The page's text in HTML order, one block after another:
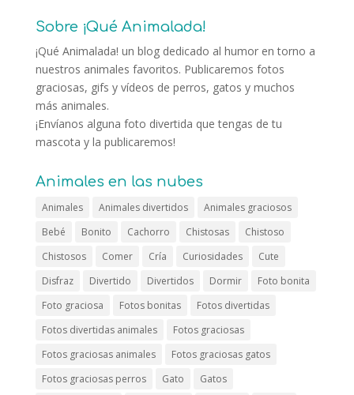
Sobre ¡Qué Animalada!
¡Qué Animalada! un blog dedicado al humor en torno a
nuestros animales favoritos. Publicaremos fotos
graciosas, gifs y vídeos de perros, gatos y muchos
más animales.
¡Envíanos alguna foto divertida que tengas de tu
mascota y la publicaremos!
Animales en las nubes
Animales Animales divertidos
Animales graciosos
Bebé
Bonito Cachorro Chistosas
Chistoso
Chistosos
Comer Cría Curiosidades
Cute
Disfraz
Divertido Divertidos Dormir
Foto bonita
Foto graciosa
Fotos bonitas
Fotos divertidas
Fotos divertidas animales
Fotos graciosas
Fotos graciosas animales
Fotos graciosas gatos
Fotos graciosas perros
Gato
Gatos